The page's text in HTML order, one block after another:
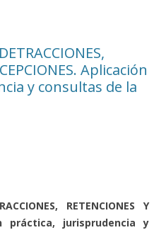
Aplicación
y consultas de la
RETENCIONES Y
práctica, jurisprudencia y